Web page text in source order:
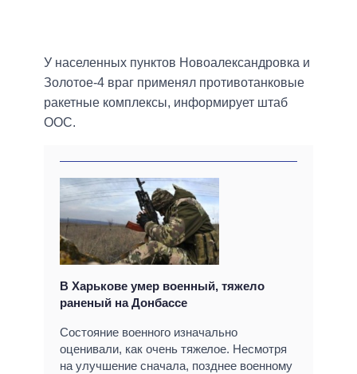
У населенных пунктов Новоалександровка и
Золотое-4 враг применял противотанковые
ракетные комплексы, информирует штаб
ООС.
В Харькове умер военный, тяжело
раненый на Донбассе
Состояние военного изначально
оценивали, как очень тяжелое. Несмотря
на улучшение сначала, позднее военному